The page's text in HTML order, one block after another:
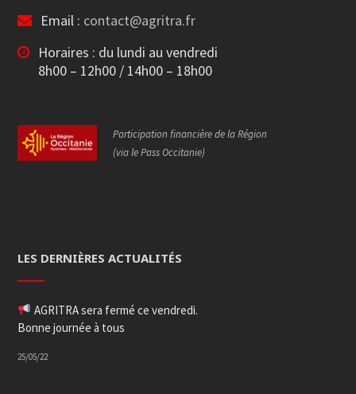
Email : contact@agritra.fr
Horaires : du lundi au vendredi
8h00 – 12h00 / 14h00 – 18h00
Participation financière de la Région
(via le Pass Occitanie)
LES DERNIÈRES ACTUALITÉS
AGRITRA sera fermé ce vendredi.
Bonne journée à tous
25/05/22